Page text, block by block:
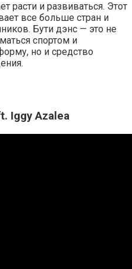
расти и развиваться. Этот
все больше стран и
Бути дэнс — это не
спортом и
но и средство
Iggy Azalea